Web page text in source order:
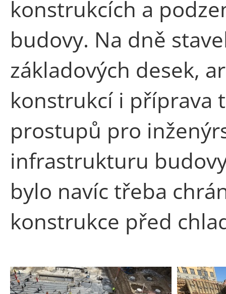
konstrukcích a
budovy. Na dně
základových desek,
konstrukcí i příprava
prostupů pro
infrastrukturu
bylo navíc třeba
konstrukce před